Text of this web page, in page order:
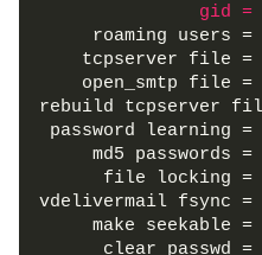
               gid
=
     roaming users =
tcpserver file =
open_smtp file =
rebuild tcpserver
password learning =
     md5 passwords =
      file locking =
vdelivermail fsync =
     make seekable =
      clear passwd =